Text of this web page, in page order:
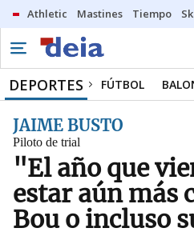
Athletic Mastines Tiempo
DEPORTES FÚTBOL
JAIME BUSTO
Piloto de trial
"El año que
estar aún más
Bou o incluso